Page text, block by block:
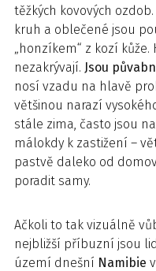
těžkých kovových
kruh a oblečené jsou
„honzíkem“ z kozí
nezakrývají. Jsou
nosí vzadu na hlavě
většinou narazí
stále zima, často jsou
málokdy k zastižení –
pastvě daleko od
poradit samy.
Ačkoli to tak vizuálně
nejbližší příbuzní jsou
území dnešní Namibie